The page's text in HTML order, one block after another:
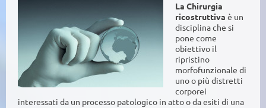
La Chirurgia
ricostruttiva è un
disciplina che si
pone come
obiettivo il
ripristino
morfofunzionale di
uno o più distretti
corporei
interessati da un processo patologico in atto o da esiti di una